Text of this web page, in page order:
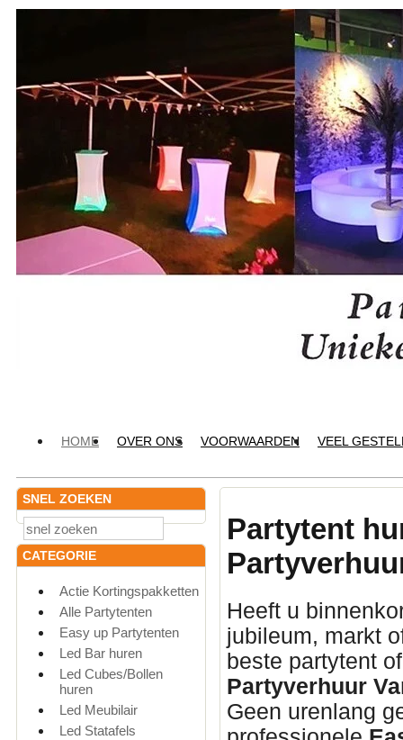
HOME OVER ONS VOORWAARDEN VEEL
SNEL ZOEKEN
CATEGORIE
Actie Kortingspakketten
Alle Partytenten
Easy up Partytenten
Led Bar huren
Led Cubes/Bollen
huren
Led Meubilair
Led Statafels
Partytent
Heeft u
jubileum, markt
beste partytent
Partyverhuur
Geen urenlang